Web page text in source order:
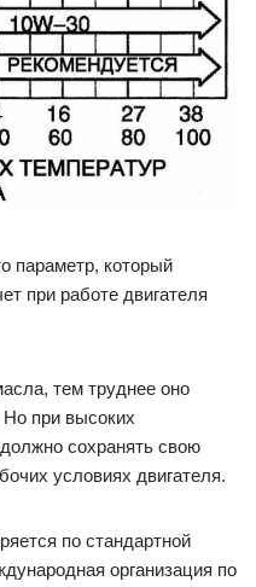
параметр, который
при работе двигателя
тем труднее оно
Но при высоких
сохранять свою
условиях двигателя.
по стандартной
организация по